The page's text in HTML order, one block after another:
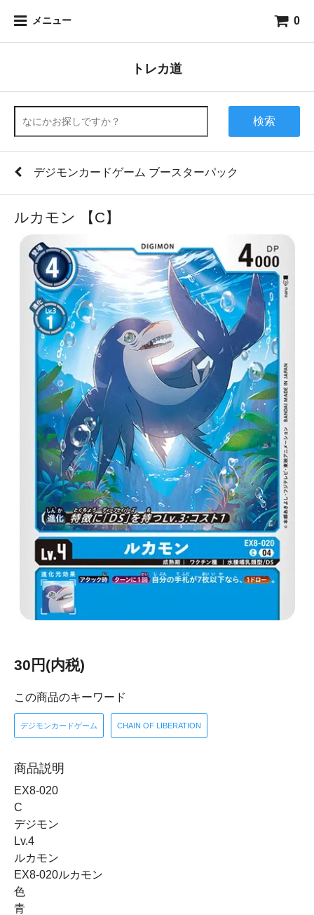
メニュー 0
トレカ道
検索
デジモンカードゲーム ブースターパック
ルカモン 【C】
30円(内税)
この商品のキーワード
デジモンカードゲーム CHAIN OF LIBERATION
商品説明
EX8-020
C
デジモン
Lv.4
ルカモン
EX8-020ルカモン
色
青